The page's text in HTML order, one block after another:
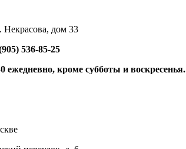
Некрасова, дом 33
536-85-25
ежедневно, кроме субботы и воскресенья.